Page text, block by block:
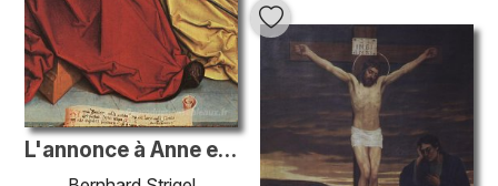
L'annonce à Anne et Joachim